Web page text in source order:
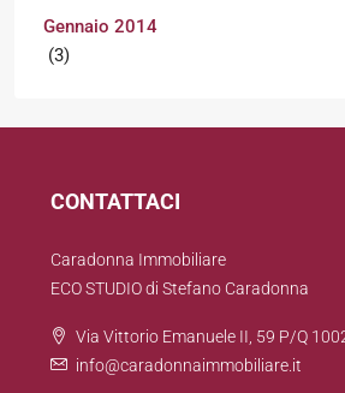
Gennaio 2014
(3)
CONTATTACI
Caradonna Immobiliare
ECO STUDIO di Stefano Caradonna
Via Vittorio Emanuele II, 59 P/Q
info@caradonnaimmobiliare.it